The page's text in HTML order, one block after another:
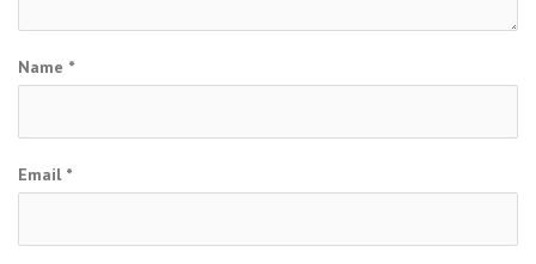
Name *
Email *